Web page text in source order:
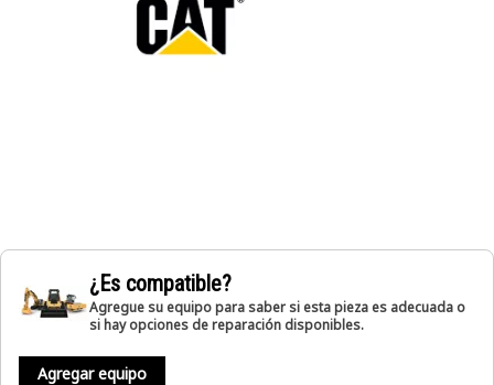
¿Es compatible?
Agregue su equipo para saber si esta pieza es adecuada o
si hay opciones de reparación disponibles.
Agregar equipo